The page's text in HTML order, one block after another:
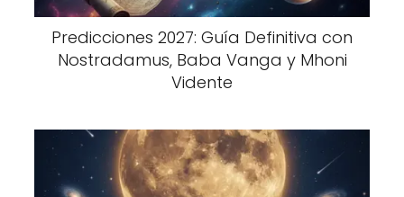
Predicciones 2027: Guía Definitiva con
Nostradamus, Baba Vanga y Mhoni
Vidente